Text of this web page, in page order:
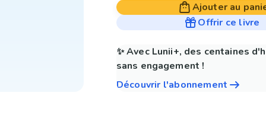
Ajouter au
Offrir ce livre
✨ Avec Lunii+, des centaines
sans engagement !
Découvrir l'abonnement